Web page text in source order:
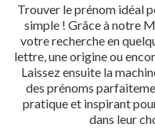
Trouver le prénom idéal
simple ! Grâce à notre
votre recherche en
lettre, une origine ou
Laissez ensuite la
des prénoms
pratique et inspirant
dans leur